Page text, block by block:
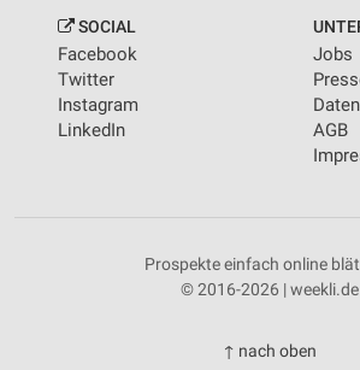
SOCIAL
Facebook
Twitter
Instagram
LinkedIn
Jobs
AGB
Prospekte einfach online
© 2016-2026 | weekli.de
↑ nach oben